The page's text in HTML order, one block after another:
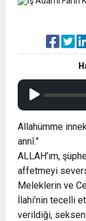
Allahümme
annî.”
ALLAH’ım,
affetmeyi
Meleklerin ve
İlahi’nin tecelli
verildiği,